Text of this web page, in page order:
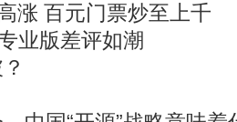
涨 百元门票炒至上千
业版差评如潮